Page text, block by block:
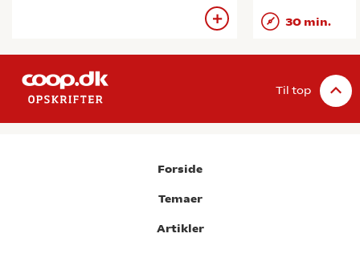
30 min.
Til top
Forside
Temaer
Artikler